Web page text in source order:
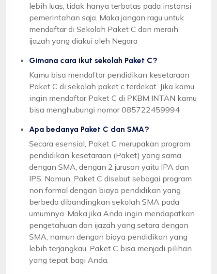
lebih luas, tidak hanya terbatas pada instansi
pemerintahan saja. Maka jangan ragu untuk
mendaftar di Sekolah Paket C dan meraih
ijazah yang diakui oleh Negara
Gimana cara ikut sekolah Paket C?
Kamu bisa mendaftar pendidikan kesetaraan
Paket C di sekolah paket c terdekat. Jika kamu
ingin mendaftar Paket C di PKBM INTAN kamu
bisa menghubungi nomor 085722459994
Apa bedanya Paket C dan SMA?
Secara esensial, Paket C merupakan program
pendidikan kesetaraan (Paket) yang sama
dengan SMA, dengan 2 jurusan yaitu IPA dan
IPS. Namun, Paket C disebut sebagai program
non formal dengan biaya pendidikan yang
berbeda dibandingkan sekolah SMA pada
umumnya. Maka jika Anda ingin mendapatkan
pengetahuan dan ijazah yang setara dengan
SMA, namun dengan biaya pendidikan yang
lebih terjangkau, Paket C bisa menjadi pilihan
yang tepat bagi Anda.